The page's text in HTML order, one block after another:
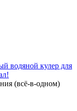
водяной кулер для
(всё-в-одном)